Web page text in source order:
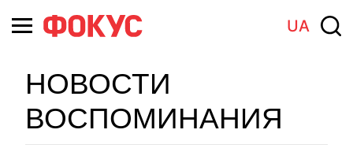
UA
НОВОСТИ
ВОСПОМИНАНИЯ